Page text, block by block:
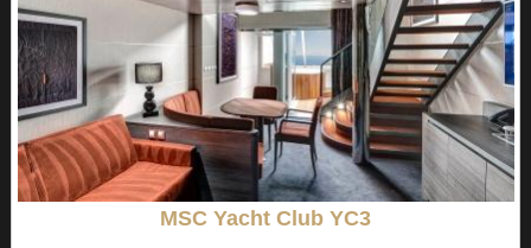
MSC Yacht Club YC3